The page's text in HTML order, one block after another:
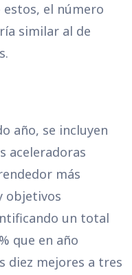
el número
similar al de
año, se incluyen
aceleradoras
más
objetivos
un total
que en año
diez mejores a tres